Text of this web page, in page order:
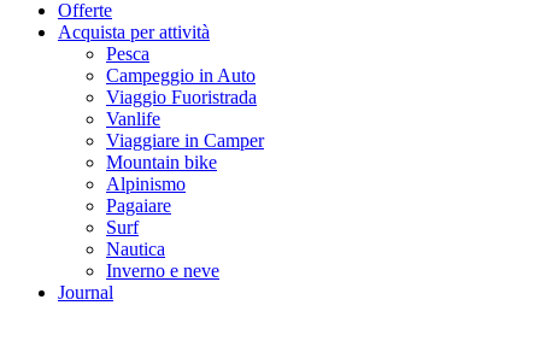
Offerte
Acquista per attività
Pesca
Campeggio in Auto
Viaggio Fuoristrada
Vanlife
Viaggiare in Camper
Mountain bike
Alpinismo
Pagaiare
Surf
Nautica
Inverno e neve
Journal